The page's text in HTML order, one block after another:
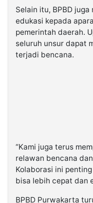
Selain itu, BPBD
edukasi kepada
pemerintah daerah.
seluruh unsur dapat
terjadi bencana.
“Kami juga terus
relawan bencana
Kolaborasi ini
bisa lebih cepat dan
BPBD Purwakarta